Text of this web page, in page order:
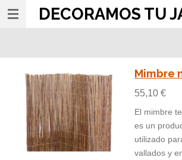
Ir
DECORAMOS TU
Mimbre
55,10 €
El mimbre
es un
utilizado
vallados y